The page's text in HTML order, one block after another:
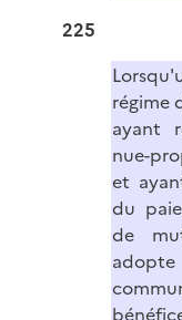
225
régime
ayant
nue-
et
du
de